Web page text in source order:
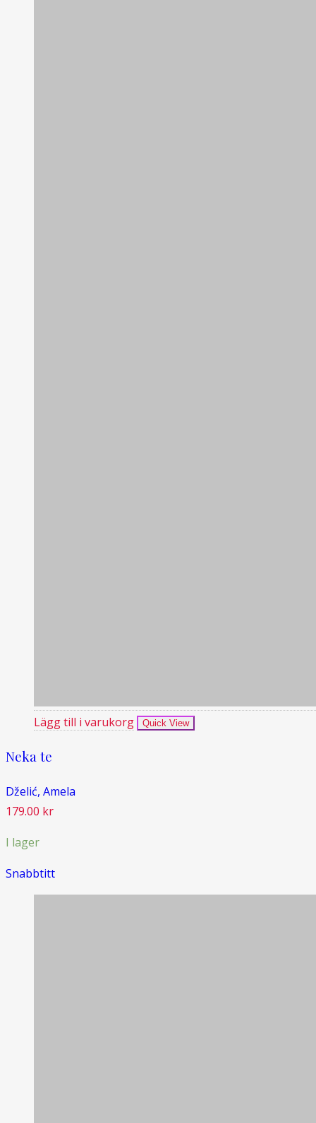
Lägg till i varukorg Quick View
Neka te
Dželić, Amela
179.00 kr
I lager
Snabbtitt